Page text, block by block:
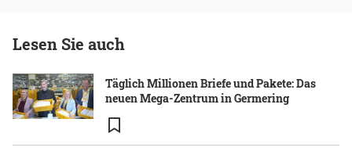
Lesen Sie auch
Täglich Millionen Briefe und Pakete: Das
neuen Mega-Zentrum in Germering